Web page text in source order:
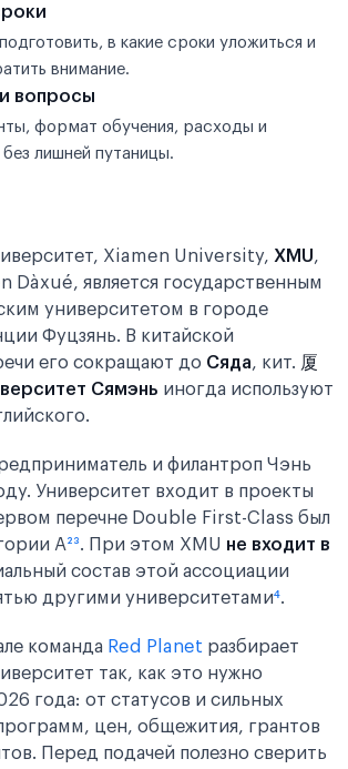
в какие сроки уложиться и
внимание.
вопросы
формат обучения, расходы и
лишней путаницы.
Xiamen University, XMU,
Dàxué, является государственным
университетом в городе
Фуцзянь. В китайской
его сокращают до Сяда, кит. 厦
Сямэнь иногда используют
и филантроп Чэнь
Университет входит в проекты
перечне Double First-Class был
A²³. При этом XMU не входит в
состав этой ассоциации
другими университетами⁴.
команда Red Planet разбирает
так, как это нужно
года: от статусов и сильных
цен, общежития, грантов
Перед подачей полезно сверить